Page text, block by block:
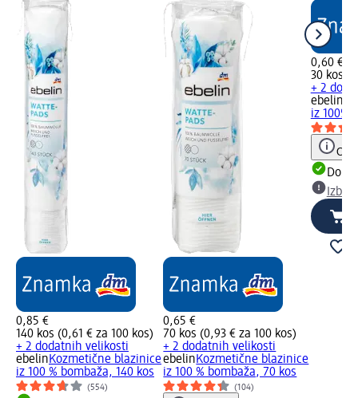
0,85 €
140 kos (0,61 € za 100 kos)
+ 2 dodatnih velikosti
ebelinKozmetične blazinice
iz 100 % bombaža, 140 kos
(554)
0,65 €
70 kos (0,93 € za 100 kos)
+ 2 dodatnih velikosti
ebelinKozmetične blazinice
iz 100 % bombaža, 70 kos
(104)
0,60 €
30 kos
+ 2
ebelin
iz 100%